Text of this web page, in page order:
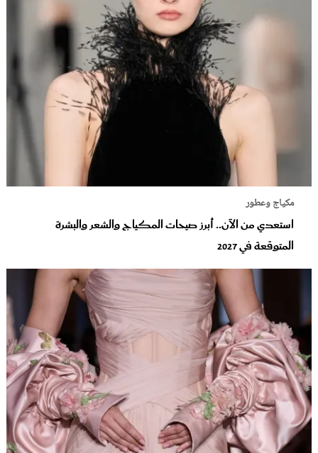
مكياج وعطور
استعدي من الآن.. أبرز صيحات المكياج والشعر والبشرة
المتوقعة في 2027